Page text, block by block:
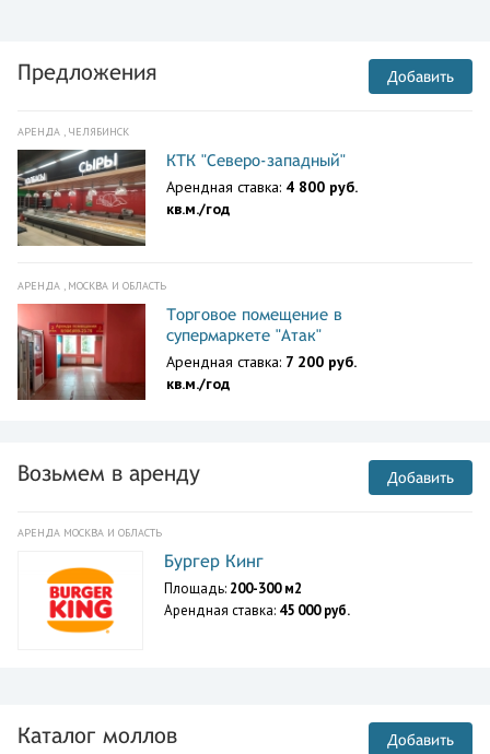
Предложения Добавить
АРЕНДА , ЧЕЛЯБИНСК
КТК "Северо-западный"
Арендная ставка: 4 800 руб.
кв.м./год
АРЕНДА , МОСКВА И ОБЛАСТЬ
Торговое помещение в
супермаркете "Атак"
Арендная ставка: 7 200 руб.
кв.м./год
Возьмем в аренду Добавить
АРЕНДА МОСКВА И ОБЛАСТЬ
Бургер Кинг
Площадь: 200-300 м2
Арендная ставка: 45 000 руб.
Каталог моллов Добавить